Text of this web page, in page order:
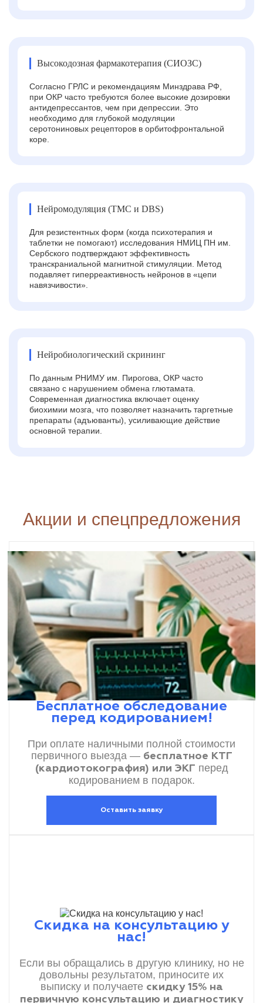
Высокодозная фармакотерапия (СИОЗС)
Согласно ГРЛС и рекомендациям Минздрава РФ,
при ОКР часто требуются более высокие дозировки
антидепрессантов, чем при депрессии. Это
необходимо для глубокой модуляции
серотониновых рецепторов в орбитофронтальной
коре.
Нейромодуляция (ТМС и DBS)
Для резистентных форм (когда психотерапия и
таблетки не помогают) исследования НМИЦ ПН им.
Сербского подтверждают эффективность
транскраниальной магнитной стимуляции. Метод
подавляет гиперреактивность нейронов в «цепи
навязчивости».
Нейробиологический скрининг
По данным РНИМУ им. Пирогова, ОКР часто
связано с нарушением обмена глютамата.
Современная диагностика включает оценку
биохимии мозга, что позволяет назначить таргетные
препараты (адъюванты), усиливающие действие
основной терапии.
Акции и спецпредложения
Бесплатное обследование
перед кодированием!
При оплате наличными полной стоимости
первичного выезда — бесплатное КТГ
(кардиотокография) или ЭКГ перед
кодированием в подарок.
Оставить заявку
Скидка на консультацию у
нас!
Если вы обращались в другую клинику, но не
довольны результатом, приносите их
выписку и получаете скидку 15% на
первичную консультацию и диагностику